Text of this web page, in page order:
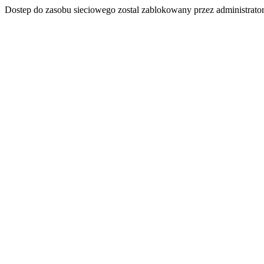
Dostep do zasobu sieciowego zostal zablokowany przez